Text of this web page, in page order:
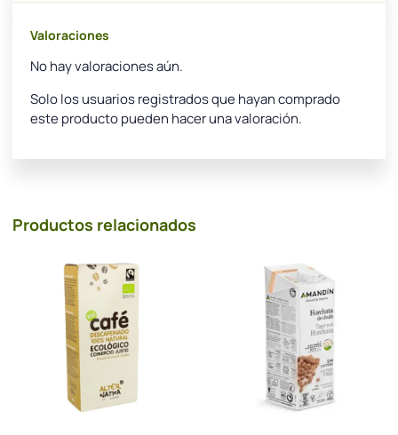
Valoraciones
No hay valoraciones aún.
Solo los usuarios registrados que hayan comprado
este producto pueden hacer una valoración.
Productos relacionados